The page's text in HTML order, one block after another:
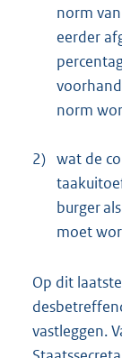
norm
eerder
norm
2) wat de
burger
moet
Op dit
vastleggen.